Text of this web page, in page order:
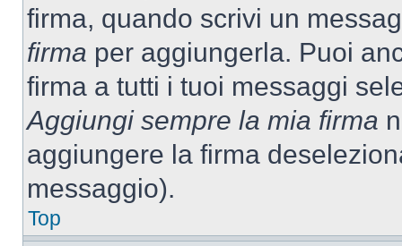
firma, quando scrivi un
firma per aggiungerla. Puoi
firma a tutti i tuoi messaggi
Aggiungi sempre la mia firma
aggiungere la firma
messaggio).
Top